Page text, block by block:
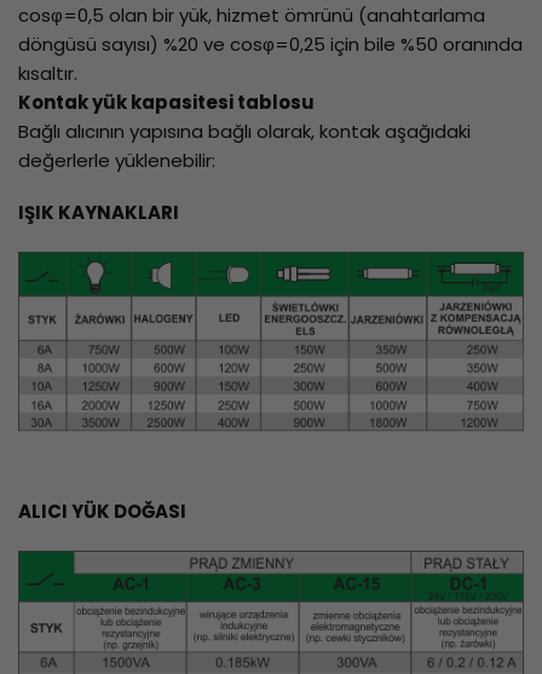
cosφ=0,5 olan bir yük, hizmet ömrünü (anahtarlama
döngüsü sayısı) %20 ve cosφ=0,25 için bile %50 oranında
kısaltır.
Kontak yük kapasitesi tablosu
Bağlı alıcının yapısına bağlı olarak, kontak aşağıdaki
değerlerle yüklenebilir:
IŞIK KAYNAKLARI
ALICI YÜK DOĞASI